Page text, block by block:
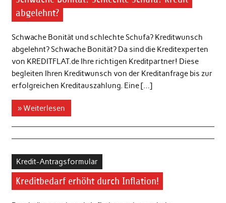
abgelehnt?
Schwache Bonität und schlechte Schufa? Kreditwunsch
abgelehnt? Schwache Bonität? Da sind die Kreditexperten
von KREDITFLAT.de Ihre richtigen Kreditpartner! Diese
begleiten Ihren Kreditwunsch von der Kreditanfrage bis zur
erfolgreichen Kreditauszahlung. Eine […]
» Weiterlesen
Kredit-Antragsformular
Kreditbedarf erhöht durch Inflation!